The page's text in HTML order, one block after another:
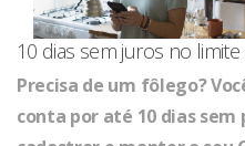
10 dias sem juros no
Precisa de um fôlego?
conta por até 10 dias sem